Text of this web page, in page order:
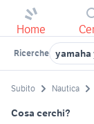
Home
Ricerche yamaha
Subito Nautica
Cosa cerchi?